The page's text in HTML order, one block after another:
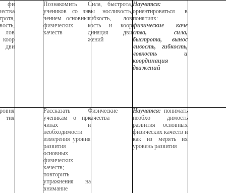
фи
лов
Познакомить
учеников со зна
чением основных
физических
качеств
Сила, быстрота,
вы носливость,
гибкость, лов
кость и коор
динация дви
жений
Научатся:
ориентироваться в
понятиях:
физические каче
ства, сила,
быстрота, вынос
ливость, гибкость,
ловкость и
координация
движений
Рассказать
ученикам о при
чинах и
необходимости
измерения уровня
развития
основных
физических
качеств;
повторить
упражнения на
внимание
Физические
качества
Научатся: понимать
необхо димость
развития основных
физических качеств и
как из мерять их
уровень развития